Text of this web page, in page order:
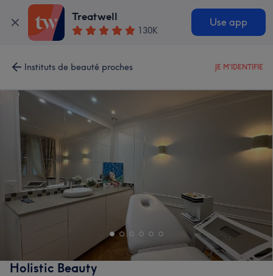
Treatwell
130K
Use app
Instituts de beauté proches JE M'IDENTIFIE
Holistic Beauty